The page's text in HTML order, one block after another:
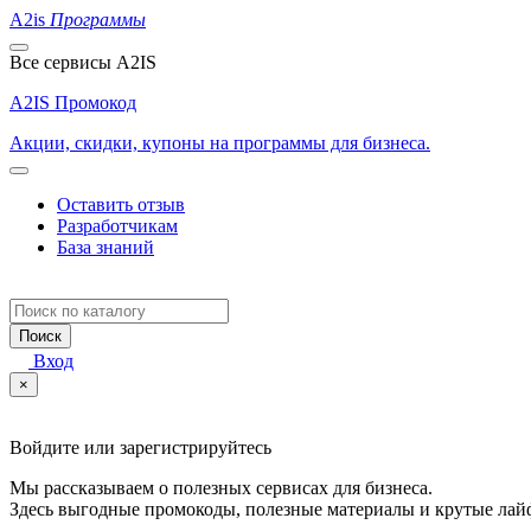
A2is Программы
Все сервисы A2IS
A2IS Промокод
Акции, скидки, купоны на программы для бизнеса.
Оставить отзыв
Разработчикам
База знаний
Поиск
Вход
×
Войдите или зарегистрируйтесь
Мы рассказываем о полезных сервисах для бизнеса.
Здесь выгодные промокоды, полезные материалы и крутые